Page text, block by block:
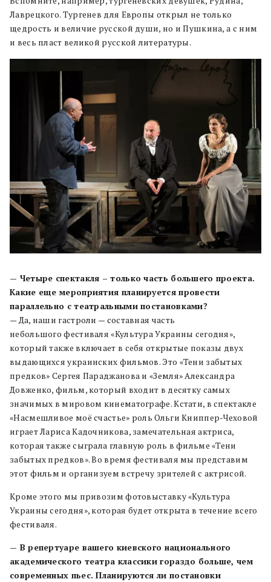
Лаврецкого. Тургенев для Европы открыл не только
щедрость и величие русской души, но и Пушкина, а с ним
и весь пласт великой русской литературы.
— Четыре спектакля – только часть большего проекта.
Какие еще мероприятия планируется провести
параллельно с театральными постановками?
— Да, наши гастроли — составная часть
небольшого фестиваля «Культура Украины сегодня»,
который также включает в себя открытые показы двух
выдающихся украинских фильмов. Это «Тени забытых
предков» Сергея Параджанова и «Земля» Александра
Довженко, фильм, который входит в десятку самых
значимых в мировом кинематографе. Кстати, в спектакле
«Насмешливое моё счастье» роль Ольги Книппер-Чеховой
играет Лариса Кадочникова, замечательная актриса,
которая также сыграла главную роль в фильме «Тени
забытых предков». Во время фестиваля мы представим
этот фильм и организуем встречу зрителей с актрисой.
Кроме этого мы привозим фотовыставку «Культура
Украины сегодня», которая будет открыта в течение всего
фестиваля.
— В репертуаре вашего киевского национального
академического театра классики гораздо больше, чем
современных пьес. Планируются ли постановки